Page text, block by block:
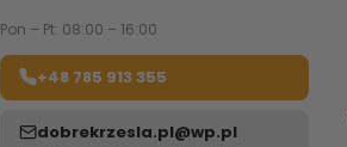
Pon – Pt: 08:00 – 16:00
+48 785 913 355
dobrekrzesla.pl@wp.pl